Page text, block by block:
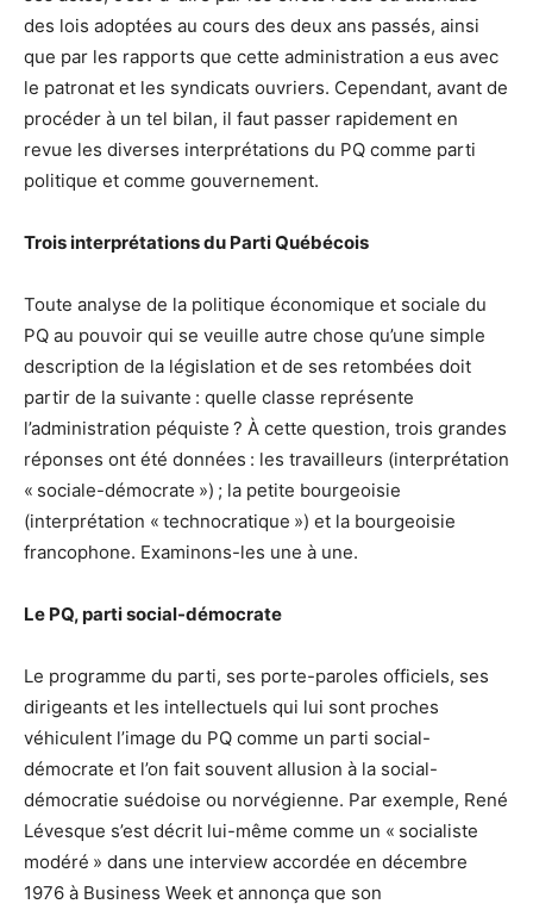
des lois adoptées au cours des deux ans passés, ainsi
que par les rapports que cette administration a eus avec
le patronat et les syndicats ouvriers. Cependant, avant de
procéder à un tel bilan, il faut passer rapidement en
revue les diverses interprétations du PQ comme parti
politique et comme gouvernement.
Trois interprétations du Parti Québécois
Toute analyse de la politique économique et sociale du
PQ au pouvoir qui se veuille autre chose qu’une simple
description de la législation et de ses retombées doit
partir de la suivante : quelle classe représente
l’administration péquiste ? À cette question, trois grandes
réponses ont été données : les travailleurs (interprétation
« sociale-démocrate ») ; la petite bourgeoisie
(interprétation « technocratique ») et la bourgeoisie
francophone. Examinons-les une à une.
Le PQ, parti social-démocrate
Le programme du parti, ses porte-paroles officiels, ses
dirigeants et les intellectuels qui lui sont proches
véhiculent l’image du PQ comme un parti social-
démocrate et l’on fait souvent allusion à la social-
démocratie suédoise ou norvégienne. Par exemple, René
Lévesque s’est décrit lui-même comme un « socialiste
modéré » dans une interview accordée en décembre
1976 à Business Week et annonça que son